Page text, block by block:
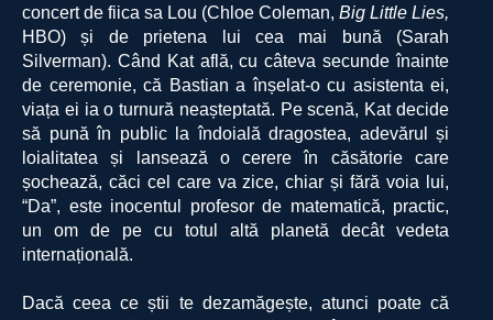
concert de fiica sa Lou (Chloe Coleman, Big Little Lies,
HBO) și de prietena lui cea mai bună (Sarah
Silverman). Când Kat află, cu câteva secunde înainte
de ceremonie, că Bastian a înșelat-o cu asistenta ei,
viața ei ia o turnură neașteptată. Pe scenă, Kat decide
să pună în public la îndoială dragostea, adevărul și
loialitatea și lansează o cerere în căsătorie care
șochează, căci cel care va zice, chiar și fără voia lui,
“Da”, este inocentul profesor de matematică, practic,
un om de pe cu totul altă planetă decât vedeta
internațională.
Dacă ceea ce știi te dezamăgește, atunci poate că